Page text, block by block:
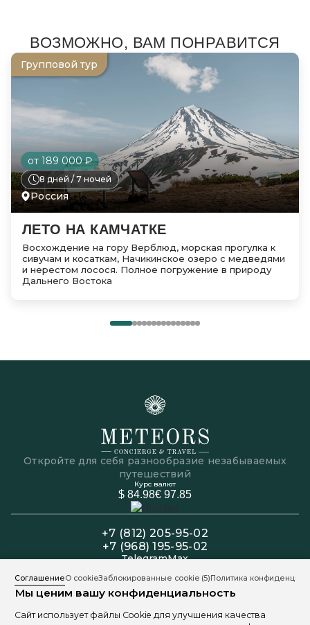
ВОЗМОЖНО, ВАМ ПОНРАВИТСЯ
от 189 000 ₽
8 дней / 7 ночей
Россия
Групповой тур
ЛЕТО НА КАМЧАТКЕ
Восхождение на гору Верблюд, морская прогулка к
сивучам и косаткам, Начикинское озеро с медведями
и нерестом лосося. Полное погружение в природу
Дальнего Востока
Откройте для себя разнообразие незабываемых
путешествий
Курс валют
$ 84.98€ 97.85
+7 (812) 205-95-02
+7 (968) 195-95-02
TelegramMax
Колл-центр: Пн-Вс 11:00 - 20:00
191025, Санкт-Петербург, ул. Марата 9
СоглашениеО cookieЗаблокированные cookie (5) Политика
Мы ценим вашу конфиденциальность
Сайт использует файлы Cookie для улучшения качества